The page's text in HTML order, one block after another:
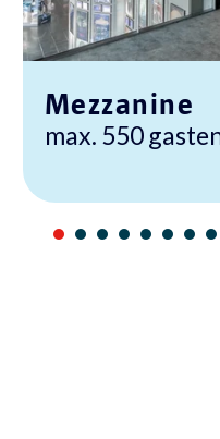
Mezzanine
max. 550